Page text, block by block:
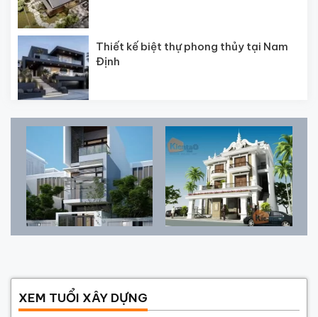
Thiết kế biệt thự phong thủy tại Nam
Định
XEM TUỔI XÂY DỰNG